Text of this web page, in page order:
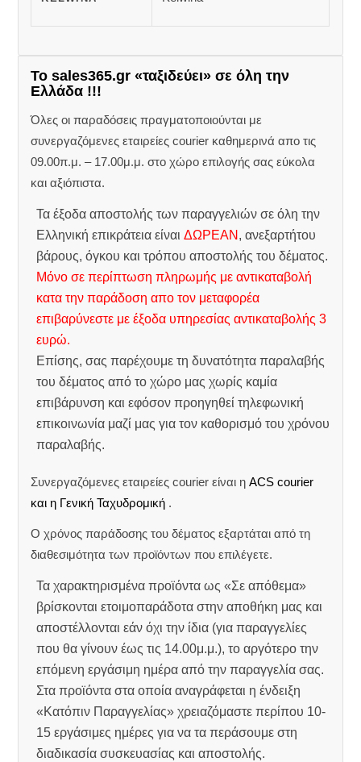
Το sales365.gr «ταξιδεύει» σε όλη την
Ελλάδα !!!
Όλες οι παραδόσεις πραγματοποιούνται με
συνεργαζόμενες εταιρείες courier καθημερινά απο τις
09.00π.μ. – 17.00μ.μ. στο χώρο επιλογής σας εύκολα
και αξιόπιστα.
Τα έξοδα αποστολής των παραγγελιών σε όλη την
Ελληνική επικράτεια είναιΔΩΡΕΑΝ , ανεξαρτήτου
βάρους, όγκου και τρόπου αποστολής του δέματος.
Μόνο σε περίπτωση πληρωμής με αντικαταβολή
κατα την παράδοση απο τον μεταφορέα
επιβαρύνεστε με έξοδα υπηρεσίας αντικαταβολής 3
ευρώ.
Επίσης, σας παρέχουμε τη δυνατότητα παραλαβής
του δέματος από το χώρο μας χωρίς καμία
επιβάρυνση και εφόσον προηγηθεί τηλεφωνική
επικοινωνία μαζί μας για τον καθορισμό του χρόνου
παραλαβής.
Συνεργαζόμενες εταιρείες courier είναι ηACS courier
και η Γενική Ταχυδρομική .
Ο χρόνος παράδοσης του δέματος εξαρτάται από τη
διαθεσιμότητα των προϊόντων που επιλέγετε.
Τα χαρακτηρισμένα προϊόντα ως «Σε απόθεμα»
βρίσκονται ετοιμοπαράδοτα στην αποθήκη μας και
αποστέλλονται εάν όχι την ίδια (για παραγγελίες
που θα γίνουν έως τις 14.00μ.μ.), το αργότερο την
επόμενη εργάσιμη ημέρα από την παραγγελία σας.
Στα προϊόντα στα οποία αναγράφεται η ένδειξη
«Κατόπιν Παραγγελίας» χρειαζόμαστε περίπου 10-
15 εργάσιμες ημέρες για να τα περάσουμε στη
διαδικασία συσκευασίας και αποστολής.